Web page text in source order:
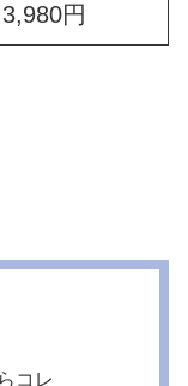
3,980円
コレ